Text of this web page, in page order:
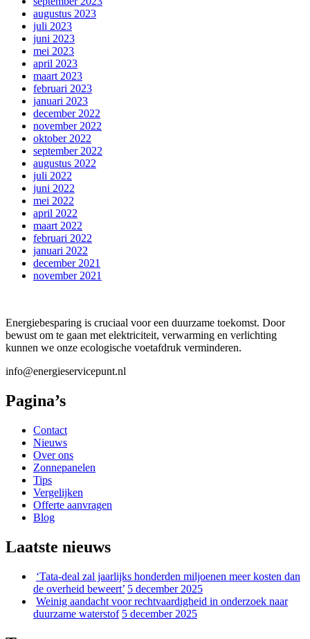
augustus 2023
juli 2023
juni 2023
mei 2023
april 2023
maart 2023
februari 2023
januari 2023
december 2022
november 2022
oktober 2022
september 2022
augustus 2022
juli 2022
juni 2022
mei 2022
april 2022
maart 2022
februari 2022
januari 2022
december 2021
november 2021
Energiebesparing is cruciaal voor een duurzame toekomst. Door
bewust om te gaan met elektriciteit, verwarming en verlichting
kunnen we onze ecologische voetafdruk verminderen.
info@energieservicepunt.nl
Pagina’s
Contact
Nieuws
Over ons
Zonnepanelen
Tips
Vergelijken
Offerte aanvragen
Blog
Laatste nieuws
‘Tata-deal zal jaarlijks honderden miljoenen meer kosten dan
de overheid beweert’ 5 december 2025
Weinig aandacht voor rechtvaardigheid in onderzoek naar
duurzame waterstof 5 december 2025